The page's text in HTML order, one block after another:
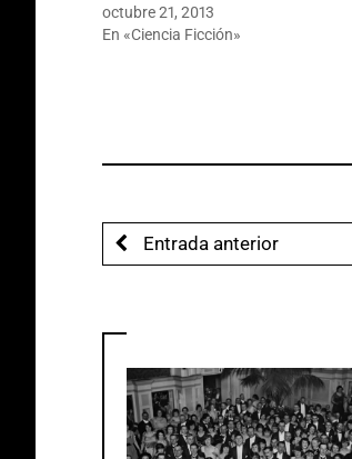
octubre 21, 2013
En «Ciencia Ficción»
Entrada anterior